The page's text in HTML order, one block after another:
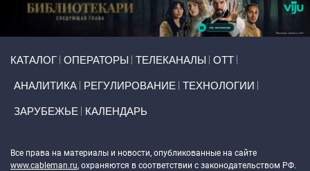
КАТАЛОГ ОПЕРАТОРЫ ТЕЛЕКАНАЛЫ ОТТ
АНАЛИТИКА РЕГУЛИРОВАНИЕ ТЕХНОЛОГИИ
ЗАРУБЕЖЬЕ КАЛЕНДАРЬ
Все права на материалы и новости, опубликованные на сайте
www.cableman.ru, охраняются в соответствии с законодательством РФ.